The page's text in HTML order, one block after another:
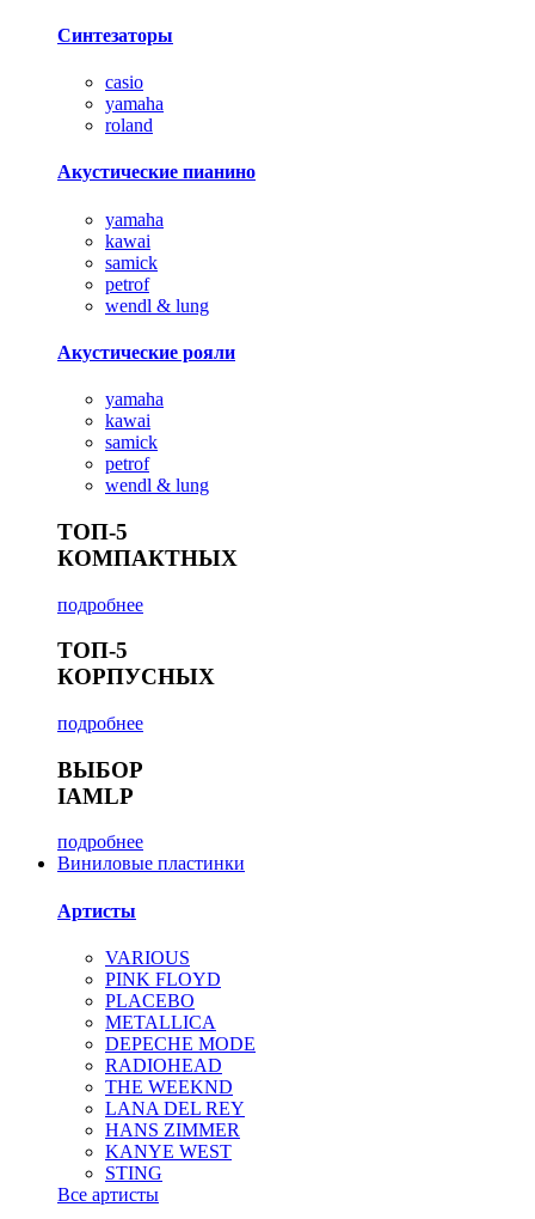
Синтезаторы
casio
yamaha
roland
Акустические пианино
yamaha
kawai
samick
petrof
wendl & lung
Акустические рояли
yamaha
kawai
samick
petrof
wendl & lung
ТОП-5
КОМПАКТНЫХ
подробнее
ТОП-5
КОРПУСНЫХ
подробнее
ВЫБОР
IAMLP
подробнее
Виниловые пластинки
Артисты
VARIOUS
PINK FLOYD
PLACEBO
METALLICA
DEPECHE MODE
RADIOHEAD
THE WEEKND
LANA DEL REY
HANS ZIMMER
KANYE WEST
STING
Все артисты